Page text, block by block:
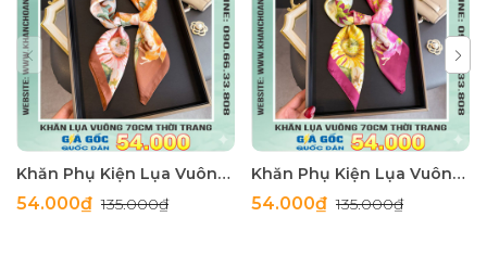
Khăn Phụ Kiện Lụa Vuông 70cm - Thế Giới Khăn Đẹp C1062_4
54.000₫135.000₫
Khăn Phụ Kiện Lụa Vuông 70cm - Thế Giới Khăn Đẹp C1062_3
54.000₫135.000₫